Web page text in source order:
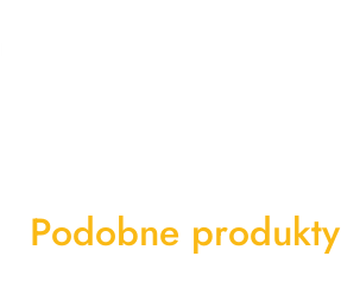
Produkty
Podobne produkty